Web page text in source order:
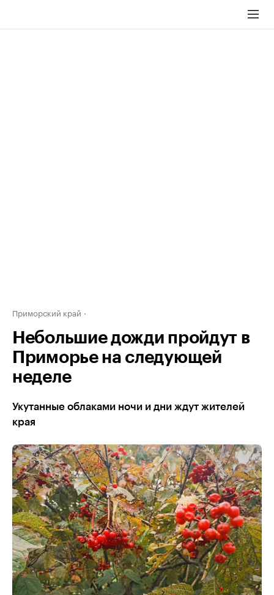
Приморский край
Небольшие дожди пройдут в
Приморье на следующей
неделе
Укутанные облаками ночи и дни ждут жителей
края